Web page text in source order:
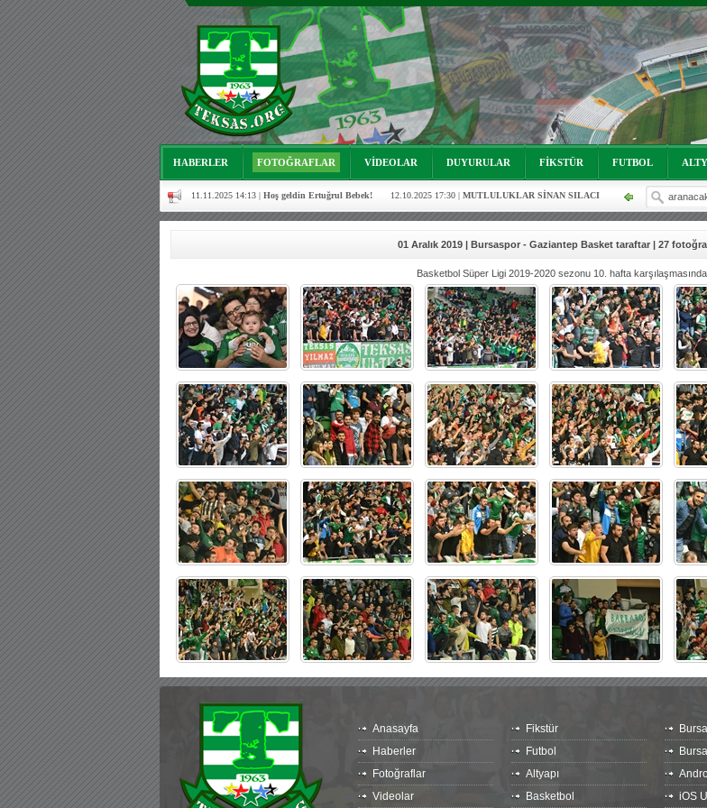
HABERLER FOTOĞRAFLAR VİDEOLAR DUYURULAR FİKSTÜR FUTBOL
11.11.2025 14:13 | Hoş geldin Ertuğrul Bebek! 12.10.2025 17:30 | MUTLULUKLAR SİNAN SILACI
06.07.2023 18:57 |Bursasporumuzun önü açılsın istiyoruz! 03.05.2023 13:18 |Hoş geldin Alaz Bebek!
10.04.2023 14:44 |Hoş geldin Göktuğ Bebek! 30.12.2022 18:00 |Hoş geldin Kadir Kağan Bebek!
01 Aralık 2019 | Bursaspor - Gaziantep Basket taraftar | 27
Basketbol Süper Ligi 2019-2020 sezonu 10. hafta
Anasayfa
Haberler
Fotoğraflar
Videolar
Fikstür
Futbol
Altyapı
Basketbol
iOS